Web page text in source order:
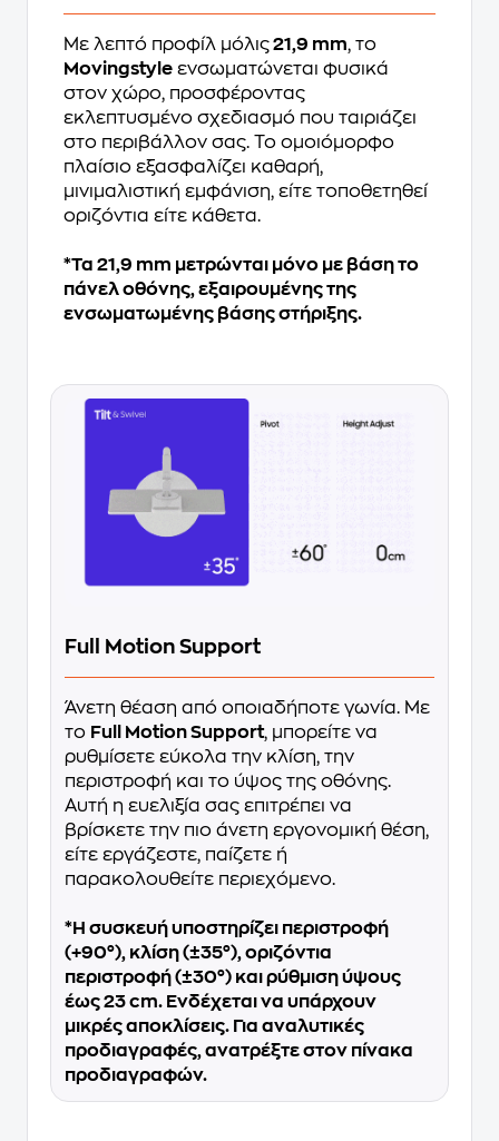
Με λεπτό προφίλ μόλις21,9 mm, το
Movingstyle ενσωματώνεται φυσικά
στον χώρο, προσφέροντας
εκλεπτυσμένο σχεδιασμό που ταιριάζει
στο περιβάλλον σας. Το ομοιόμορφο
πλαίσιο εξασφαλίζει καθαρή,
μινιμαλιστική εμφάνιση, είτε τοποθετηθεί
οριζόντια είτε κάθετα.
*Τα 21,9 mm μετρώνται μόνο με βάση το
πάνελ οθόνης, εξαιρουμένης της
ενσωματωμένης βάσης στήριξης.
Full Motion Support
Άνετη θέαση από οποιαδήποτε γωνία. Με
το Full Motion Support, μπορείτε να
ρυθμίσετε εύκολα την κλίση, την
περιστροφή και το ύψος της οθόνης.
Αυτή η ευελιξία σας επιτρέπει να
βρίσκετε την πιο άνετη εργονομική θέση,
είτε εργάζεστε, παίζετε ή
παρακολουθείτε περιεχόμενο.
*Η συσκευή υποστηρίζει περιστροφή
(+90°), κλίση (±35°), οριζόντια
περιστροφή (±30°) και ρύθμιση ύψους
έως 23 cm. Ενδέχεται να υπάρχουν
μικρές αποκλίσεις. Για αναλυτικές
προδιαγραφές, ανατρέξτε στον πίνακα
προδιαγραφών.